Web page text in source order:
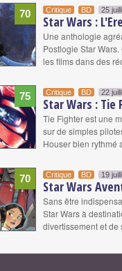
70 Critique BD 25
Star Wars :
Une anthologie
Postlogie Star
les films dans des
75 Critique BD 22
Star Wars : Tie
Tie Fighter est une
sur de simples
Houser bien rythmé
70 Critique BD 19
Star Wars
Sans être
Star Wars à
divertissement et de